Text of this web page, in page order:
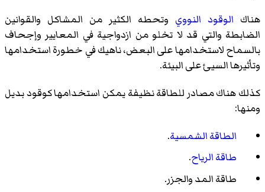
هناك الوقود النووي وتحطه الكثير من المشاكل والقوانين
الضابطة والتي قد لا تخلو من ازدواجية في المعايير وإجحاف
بالسماح لاستخدامها على البعض، ناهيك في خطورة استخدامها
وتأثيرها السيئ على البيئة.
كذلك هناك مصادر للطاقة نظيفة يمكن استخدامها كوقود بديل
ومنها:
الطاقة الشمسية.
طاقة الرياح.
طاقة المد والجزر.